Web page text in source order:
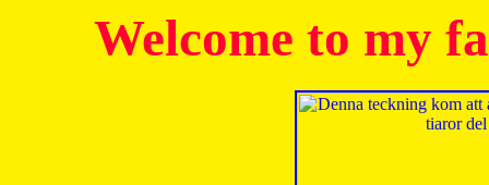
Welcome to my